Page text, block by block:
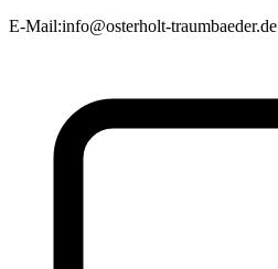
E-Mail:info@osterholt-traumbaeder.de